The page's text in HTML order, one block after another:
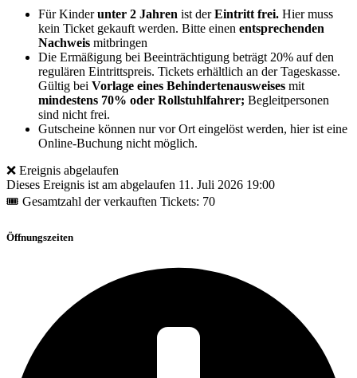
Für Kinderunter 2 Jahren ist derEintritt frei. Hier muss
kein Ticket gekauft werden. Bitte einen entsprechenden
Nachweis mitbringen
Die Ermäßigung bei Beeinträchtigung beträgt 20% auf den
regulären Eintrittspreis. Tickets erhältlich an der Tageskasse.
Gültig bei Vorlage eines Behindertenausweises mit
mindestens 70% oder Rollstuhlfahrer; Begleitpersonen
sind nicht frei.
Gutscheine können nur vor Ort eingelöst werden, hier ist eine
Online-Buchung nicht möglich.
❌ Ereignis abgelaufen
Dieses Ereignis ist am abgelaufen 11. Juli 2026 19:00
🎟 Gesamtzahl der verkauften Tickets: 70
Öffnungszeiten